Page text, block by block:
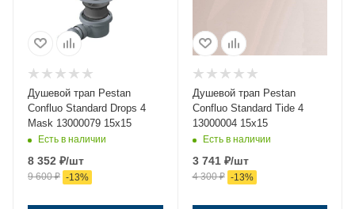
Душевой трап Pestan
Confluo Standard Drops 4
Mask 13000079 15х15
Есть в наличии
8 352 ₽/шт
9 600₽ -13%
Душевой трап Pestan
Confluo Standard Tide 4
13000004 15х15
Есть в наличии
3 741₽/шт
4 300₽ -13%